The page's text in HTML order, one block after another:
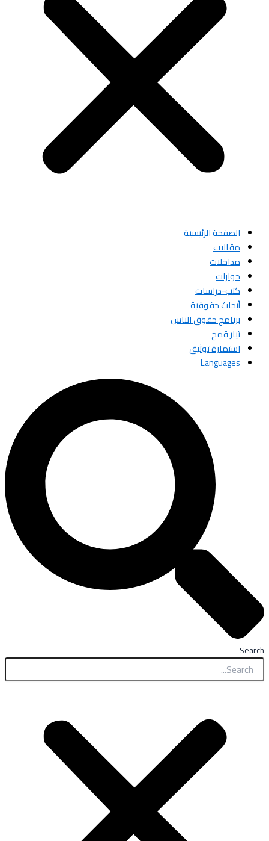
الصفحة الرئيسية
مقالات
مداخلات
حوارات
كتب-دراسات
أبحاث حقوقية
برنامج حقوق الناس
تيار قمح
استمارة توثيق
Languages
Search